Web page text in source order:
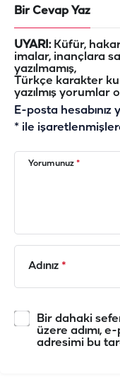
Bir Cevap Yaz
UYARI:Küfür,
imalar, inançlara
yazılmamış,
Türkçe karakter
yazılmış yorumlar
E-posta hesabınız
* ile
Yorumunuz *
Adınız *
Bir dahaki
üzere adımı,
adresimi bu